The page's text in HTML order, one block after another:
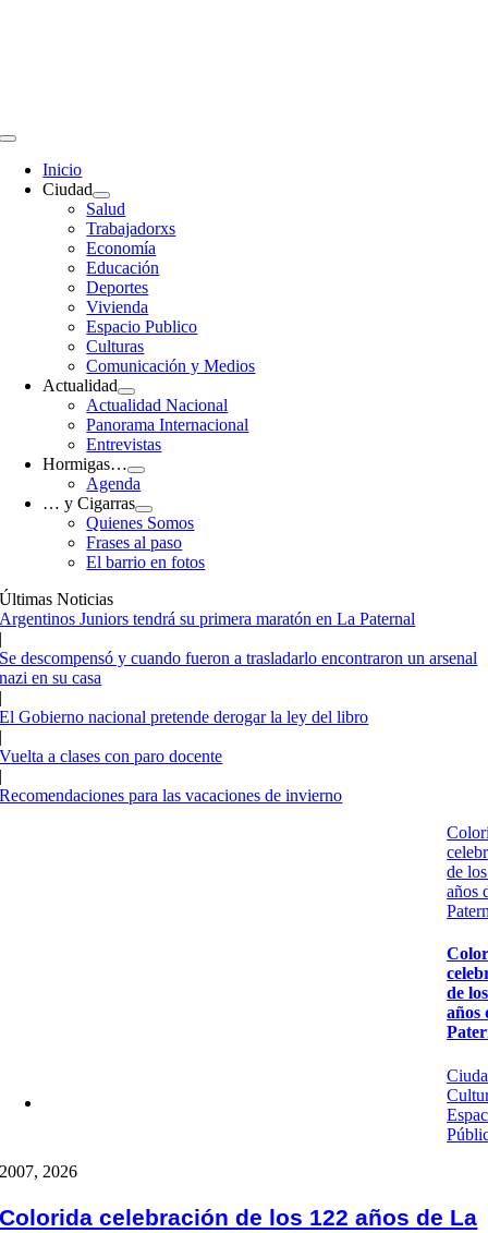
Toggle
Navigation
Inicio
Ciudad
Salud
Trabajadorxs
Economía
Educación
Deportes
Vivienda
Espacio Publico
Culturas
Comunicación y Medios
Actualidad
Actualidad Nacional
Panorama Internacional
Entrevistas
Hormigas…
Agenda
… y Cigarras
Quienes Somos
Frases al paso
El barrio en fotos
Últimas Noticias
Argentinos Juniors tendrá su primera maratón en La Paternal
|
Se descompensó y cuando fueron a trasladarlo encontraron un arsenal
nazi en su casa
|
El Gobierno nacional pretende derogar la ley del libro
|
Vuelta a clases con paro docente
|
Recomendaciones para las vacaciones de invierno
de
años
de
años
2007, 2026
Colorida celebración de los 122 años de La